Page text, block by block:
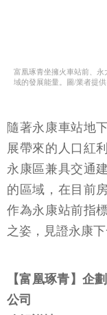
富凰琢青坐擁火車站前、
域的發展能量。圖/業者提供
隨著永康車站地
展帶來的人口紅
永康區兼具交通
的區域，在目前
作為永康站前指
之姿，見證永康
【富凰琢青】企
公司